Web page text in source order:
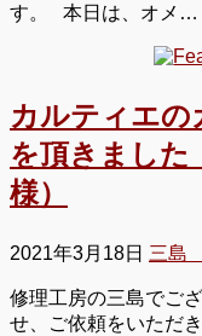
す。 本日は、オメ…
カルティエの
を頂きました
様）
2021年3月18日 三島
修理工房の三島でご
せ、ご依頼をいただ